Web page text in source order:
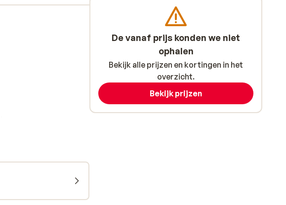
De vanaf prijs konden we niet
ophalen
Bekijk alle prijzen en kortingen in het
overzicht.
Bekijk prijzen